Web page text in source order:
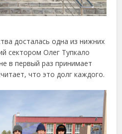
досталась одна из нижних
сектором Олег Тупкало
в первый раз принимает
что это долг каждого.